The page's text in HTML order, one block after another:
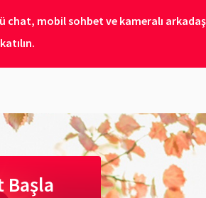
mobil sohbet ve kameralı
Başla